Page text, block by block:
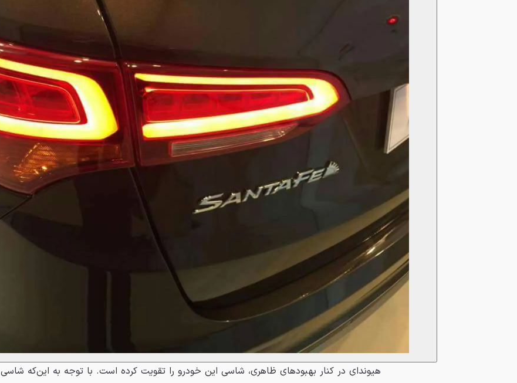
هیوندای در کنار بهبودهای ظاهری، شاسی این خودرو را تقویت کرده است. با توجه به این‌که شاسی